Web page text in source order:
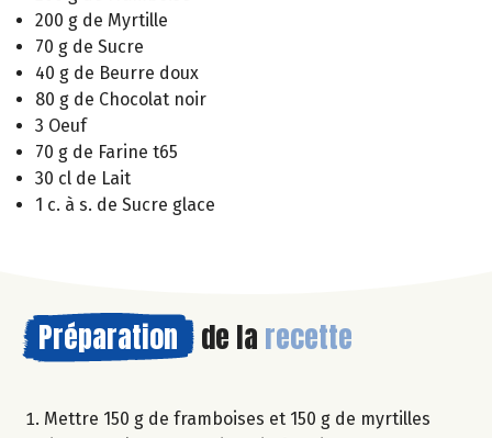
200 g de Myrtille
70 g de Sucre
40 g de Beurre doux
80 g de Chocolat noir
3 Oeuf
70 g de Farine t65
30 cl de Lait
1 c. à s. de Sucre glace
Préparation de la recette
Mettre 150 g de framboises et 150 g de myrtilles